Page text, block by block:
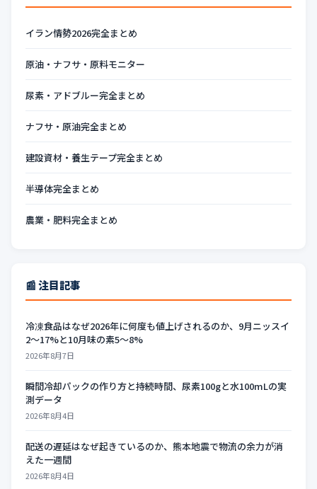
イラン情勢2026完全まとめ
原油・ナフサ・原料モニター
尿素・アドブルー完全まとめ
ナフサ・原油完全まとめ
建設資材・養生テープ完全まとめ
半導体完全まとめ
農業・肥料完全まとめ
📰 注目記事
冷凍食品はなぜ2026年に何度も値上げされるのか、9月ニッスイ
2〜17%と10月味の素5〜8%
2026年8月7日
瞬間冷却パックの作り方と持続時間、尿素100gと水100mLの実
測データ
2026年8月4日
配送の遅延はなぜ起きているのか、熊本地震で物流の余力が消
えた一週間
2026年8月4日